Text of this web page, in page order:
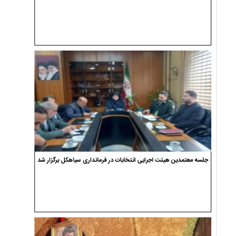
جلسه معتمدین هیئت اجرایی انتخابات در فرمانداری سیاهکل برگزار شد